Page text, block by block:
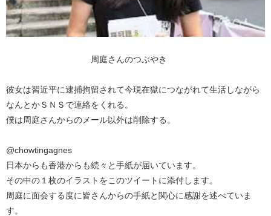
周庭さんのつぶやき
彼女は習近平に逮捕拘留されて今現在獄につながれて生活しながら
なんとかＳＮＳで連絡をくれる。
僕は周庭さんからのメール以外は削除する。
@chowtingagnes
日本からも香港からも続々と手紙が届いています。
その中の１枚のイラストをこのツイートに添付します。
周庭に面会する度に皆さんからの手紙と関心に感謝を述べていま
す。